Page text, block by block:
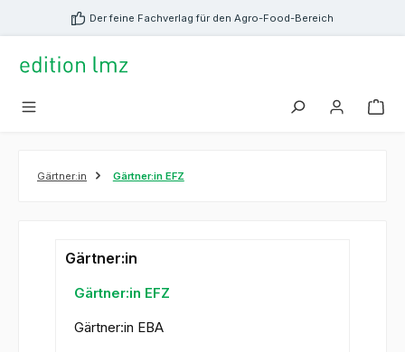
springen Der feine Fachverlag für den Agro-Food-Bereich
Gärtner:in Gärtner:in EFZ
Gärtner:in
Gärtner:in EFZ
Gärtner:in EBA